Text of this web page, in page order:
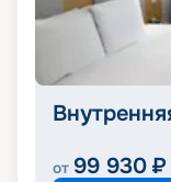
от 99 930 ₽